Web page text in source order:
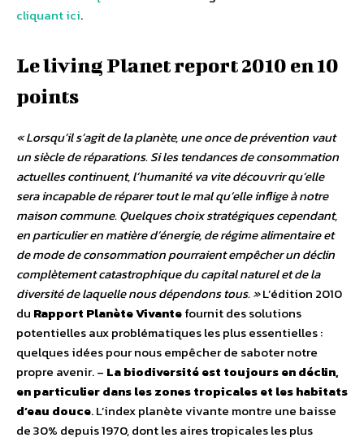
cliquant ici.
Le living Planet report 2010 en 10
points
« Lorsqu’il s’agit de la planète, une once de prévention vaut
un siècle de réparations. Si les tendances de consommation
actuelles continuent, l’humanité va vite découvrir qu’elle
sera incapable de réparer tout le mal qu’elle inflige à notre
maison commune. Quelques choix stratégiques cependant,
en particulier en matière d’énergie, de régime alimentaire et
de mode de consommation pourraient empêcher un déclin
complètement catastrophique du capital naturel et de la
diversité de laquelle nous dépendons tous. »L’édition 2010
du Rapport Planète Vivantefournit des solutions
potentielles aux problématiques les plus essentielles :
quelques idées pour nous empêcher de saboter notre
propre avenir. – La biodiversité est toujours en déclin,
en particulier dans les zones tropicales et les habitats
d’eau douce. L’index planète vivante montre une baisse
de 30% depuis 1970, dont les aires tropicales les plus